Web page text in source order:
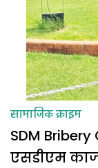
सामाजिक क्राइम
SDM Bribery
एसडीएम